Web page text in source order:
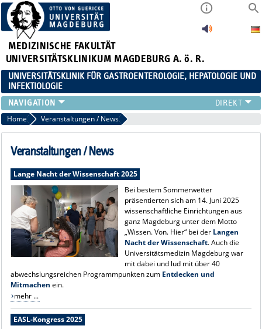
MEDIZINISCHE FAKULTÄT
UNIVERSITÄTSKLINIKUM MAGDEBURG A. ö. R.
UNIVERSITÄTSKLINIK FÜR GASTROENTEROLOGIE, HEPATOLOGIE UND
INFEKTIOLOGIE
TEAM
KLINIK
ZUWEISER
FORSCHUNG
VERANSTALTUNGEN / NEWS
Home Veranstaltungen / News
Veranstaltungen / News
Lange Nacht der Wissenschaft 2025
Bei bestem Sommerwetter
präsentierten sich am 14. Juni 2025
wissenschaftliche Einrichtungen aus
ganz Magdeburg unter dem Motto
„Wissen. Von. Hier“ bei der Langen
Nacht der Wissenschaft. Auch die
Universitätsmedizin Magdeburg war
mit dabei und lud mit über 40
abwechslungsreichen Programmpunkten zum Entdecken und
Mitmachen ein.
mehr ...
EASL-Kongress 2025